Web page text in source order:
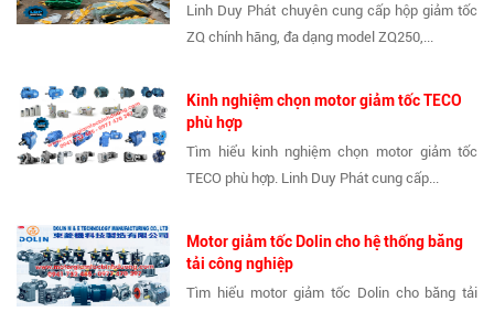
Linh Duy Phát chuyên cung cấp hộp giảm tốc
ZQ chính hãng, đa dạng model ZQ250,...
Kinh nghiệm chọn motor giảm tốc TECO
phù hợp
Tìm hiểu kinh nghiệm chọn motor giảm tốc
TECO phù hợp. Linh Duy Phát cung cấp...
Motor giảm tốc Dolin cho hệ thống băng
tải công nghiệp
Tìm hiểu motor giảm tốc Dolin cho băng tải